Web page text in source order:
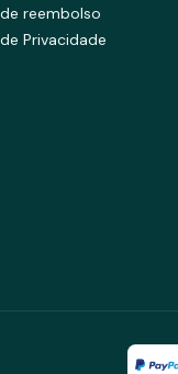
reembolso
Privacidade